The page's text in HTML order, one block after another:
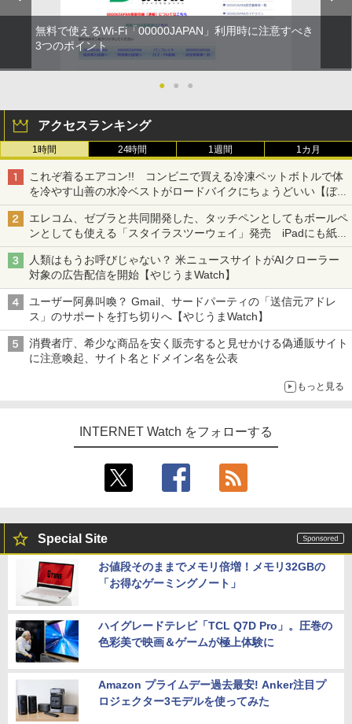
無料で使えるWi-Fi「00000JAPAN」利用時に注意すべき
3つのポイント
● ● ●
アクセスランキング
1時間 24時間 1週間 1カ月
これぞ着るエアコン!! コンビニで買える冷凍ペットボトルで体
を冷やす山善の水冷ベストがロードバイクにちょうどいい【ぼっ
ち・ざ・ろーど！その14】【空いた時間でなにしてる？】
エレコム、ゼブラと共同開発した、タッチペンとしてもボールペ
ンとしても使える「スタイラスツーウェイ」発売 iPadにも紙に
も、持ち替えずに書き込める
人類はもうお呼びじゃない？ 米ニュースサイトがAIクローラー
対象の広告配信を開始【やじうまWatch】
ユーザー阿鼻叫喚？ Gmail、サードパーティの「送信元アドレ
ス」のサポートを打ち切りへ【やじうまWatch】
消費者庁、希少な商品を安く販売すると見せかける偽通販サイト
に注意喚起、サイト名とドメイン名を公表
もっと見る
INTERNET Watch をフォローする
Special Site
お値段そのままでメモリ倍増！メモリ32GBの
「お得なゲーミングノート」
ハイグレードテレビ「TCL Q7D Pro」。圧巻の
色彩美で映画＆ゲームが極上体験に
Amazon プライムデー過去最安! Anker注目プ
ロジェクター3モデルを使ってみた